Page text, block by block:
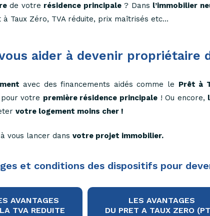
de votre résidence principale? Dans l’immobilier
à Taux Zéro, TVA réduite, prix maîtrisés etc…
aider à devenir propriétaire
avec des financements aidés comme le Prêt à
pour votre première résidence principale ! Ou encore,
votre logement moins cher !
vous lancer dans votre projet immobilier.
et conditions des dispositifs pour
AVANTAGES
TVA REDUITE
LES AVANTAGES
DU PRET A TAUX ZERO